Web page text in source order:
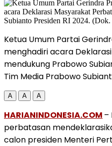
Ketua Umum Partai
menghadiri acara
mendukung Prabowo
Tim Media Prabowo
A A A
HARIANINDONESIA.COM –
perbatasan
calon presiden Menteri